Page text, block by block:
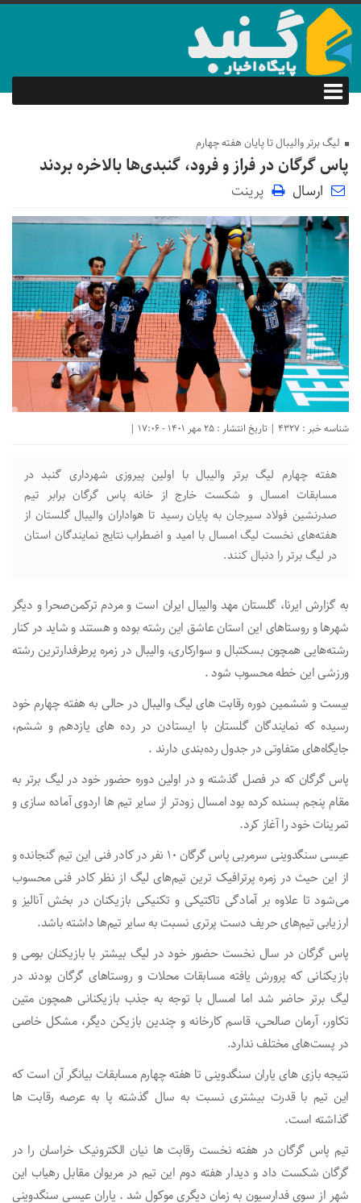
لیگ برتر والیبال تا پایان هفته چهارم
پاس گرگان در فراز و فرود، گنبدی‌ها بالاخره بردند
ارسال پرینت
شناسه خبر : 4327 | تاریخ انتشار : 25 مهر 1401 - 17:06 |
هفته چهارم لیگ برتر والیبال با اولین پیروزی شهرداری گنبد در
مسابقات امسال و شکست خارج از خانه پاس گرگان برابر تیم
صدرنشین فولاد سیرجان به پایان رسید تا هواداران والیبال گلستان از
هفته‌های نخست لیگ امسال با امید و اضطراب نتایج نمایندگان استان
در لیگ برتر را دنبال کنند.
به گزارش ایرنا، گلستان مهد والیبال ایران است و مردم ترکمن‌صحرا و دیگر
شهرها و روستاهای این استان عاشق این رشته بوده و هستند و شاید در کنار
رشته‌هایی همچون بسکتبال و سوارکاری، والیبال در زمره پرطرفدارترین رشته
ورزشی این خطه محسوب شود .
بیست و ششمین دوره رقابت های لیگ والیبال در حالی به هفته چهارم خود
رسیده که نمایندگان گلستان با ایستادن در رده های یازدهم و ششم،
جایگاه‌های متفاوتی در جدول رده‌بندی دارند .
پاس گرگان که در فصل گذشته و در اولین دوره حضور خود در لیگ برتر به
مقام پنجم بسنده کرده بود امسال زودتر از سایر تیم ها اردوی آماده سازی و
تمرینات خود را آغاز کرد.
عیسی سنگدوینی سرمربی پاس گرگان ۱۰ نفر در کادر فنی این تیم گنجانده و
از این حیث در زمره پرترافیک ترین تیم‌های لیگ از نظر کادر فنی محسوب
می‌شود تا علاوه بر آمادگی تاکتیکی و تکنیکی بازیکنان در بخش آنالیز و
ارزیابی تیم‌های حریف دست پرتری نسبت به سایر تیم‌ها داشته باشد.
پاس گرگان در سال نخست حضور خود در لیگ بیشتر با بازیکنان بومی و
بازیکنانی که پرورش یافته مسابقات محلات و روستاهای گرگان بودند در
لیگ برتر حاضر شد اما امسال با توجه به جذب بازیکنانی همچون متین
تکاور، آرمان صالحی، قاسم کارخانه و چندین بازیکن دیگر، مشکل خاصی
در پست‌های مختلف ندارد.
نتیجه بازی های یاران سنگدوینی تا هفته چهارم مسابقات بیانگر آن است که
این تیم با قدرت بیشتری نسبت به سال گذشته پا به عرصه رقابت ها
گذاشته است.
تیم پاس گرگان در هفته نخست رقابت ها نیان الکترونیک خراسان را در
گرگان شکست داد و دیدار هفته دوم این تیم در مریوان مقابل رهیاب این
شهر از سوی فدارسیون به زمان دیگری موکول شد . یاران عیسی سنگدوینی